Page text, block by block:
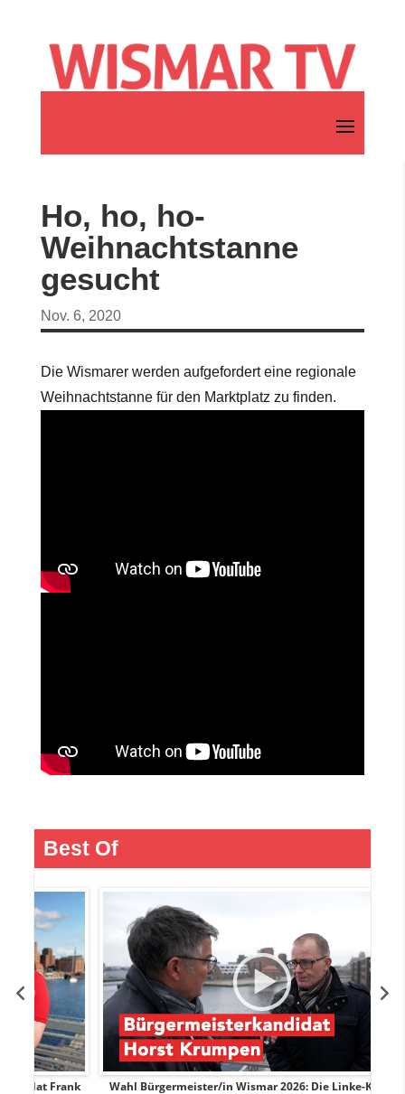
Ho, ho, ho-
Weihnachtstanne
gesucht
Nov. 6, 2020
Die Wismarer werden aufgefordert eine regionale
Weihnachtstanne für den Marktplatz zu finden.
Best Of
Wahl Bürgermeister/in Wismar 2026: Die Linke-Kandidat